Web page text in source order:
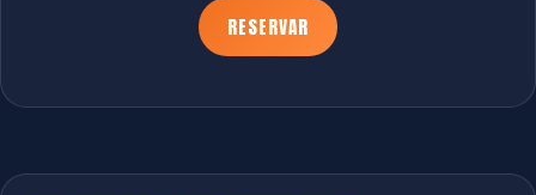
RESERVAR